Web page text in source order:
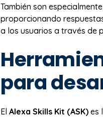
También son
proporcionando
a los usuarios a través de
para
El Alexa Skills Kit (ASK) es